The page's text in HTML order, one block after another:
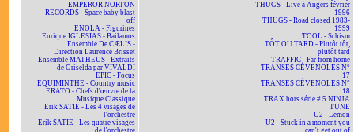
EMPEROR NORTON
RECORDS - Space baby blast
off
ENOLA - Figurines
Enrique IGLESIAS - Bailamos
Ensemble De CÆLIS -
Direction Laurence Brisset
Ensemble MATHEUS - Extraits
de Griselda par VIVALDI
EPIC - Focus
EQUIMINTHE - Country music
ERATO - Chefs d'œuvre de la
Musique Classique
Erik SATIE - Les 4 visages de
l'orchestre
Erik SATIE - Les quatre visages
de l'orchestre
THUGS - Live à Angers février
1996
THUGS - Road closed 1983-
1999
TOOL - Schism
TÔT OU TARD - Plutôt tôt,
plutôt tard
TRAFFIC - Far from home
TRANSES CÉVENOLES N°
17
TRANSES CÉVENOLES N°
18
TRAX hors série # 5 NINJA
TUNE
U2 - Lemon
U2 - Stuck in a moment you
can't get out of